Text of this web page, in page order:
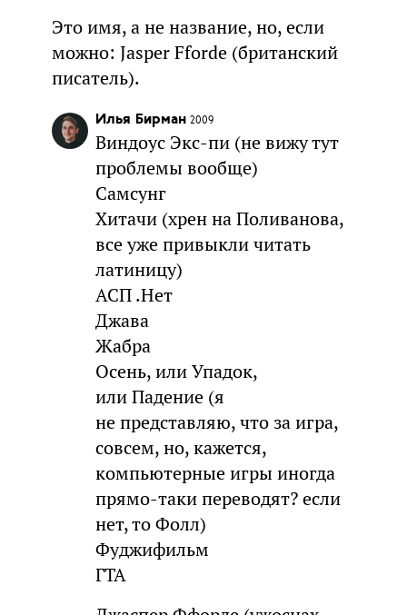
Это имя, а не название, но, если
можно: Jasper Fforde (британский
писатель).
Илья Бирман 2009
Виндоус Экс-пи (не вижу тут
проблемы вообще)
Самсунг
Хитачи (хрен на Поливанова,
все уже привыкли читать
латиницу)
АСП .Нет
Джава
Жабра
Осень, или Упадок,
или Падение (я
не представляю, что за игра,
совсем, но, кажется,
компьютерные игры иногда
прямо-таки переводят? если
нет, то Фолл)
Фуджифильм
ГТА